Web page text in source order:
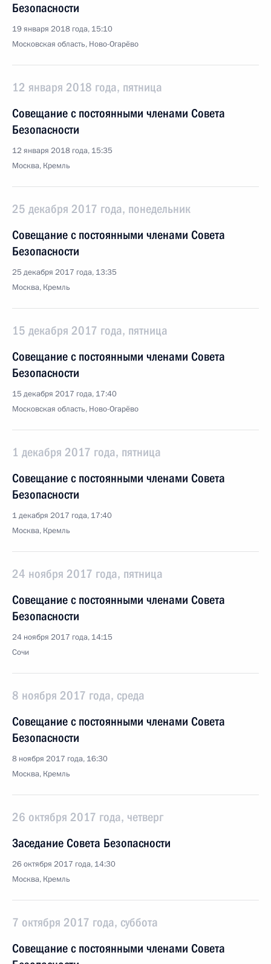
Безопасности
19 января 2018 года, 15:10
Московская область, Ново-Огарёво
12 января 2018 года, пятница
Совещание с постоянными членами Совета
Безопасности
12 января 2018 года, 15:35
Москва, Кремль
25 декабря 2017 года, понедельник
Совещание с постоянными членами Совета
Безопасности
25 декабря 2017 года, 13:35
Москва, Кремль
15 декабря 2017 года, пятница
Совещание с постоянными членами Совета
Безопасности
15 декабря 2017 года, 17:40
Московская область, Ново-Огарёво
1 декабря 2017 года, пятница
Совещание с постоянными членами Совета
Безопасности
1 декабря 2017 года, 17:40
Москва, Кремль
24 ноября 2017 года, пятница
Совещание с постоянными членами Совета
Безопасности
24 ноября 2017 года, 14:15
Сочи
8 ноября 2017 года, среда
Совещание с постоянными членами Совета
Безопасности
8 ноября 2017 года, 16:30
Москва, Кремль
26 октября 2017 года, четверг
Заседание Совета Безопасности
26 октября 2017 года, 14:30
Москва, Кремль
7 октября 2017 года, суббота
Совещание с постоянными членами Совета